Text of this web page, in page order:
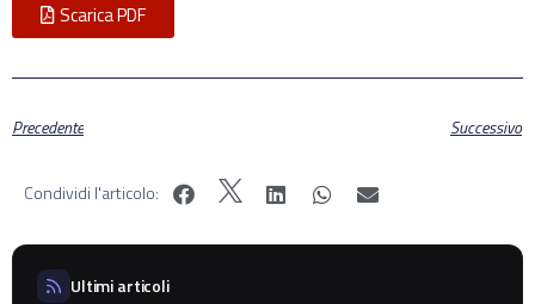
Scarica PDF
Precedente Successivo
Condividi l'articolo:
Ultimi articoli